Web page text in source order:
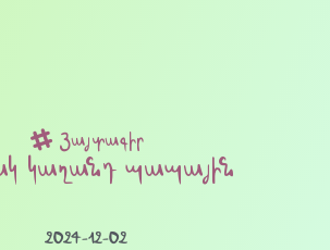
Յայտագիր
կաղանդ պապային
2024-12-02